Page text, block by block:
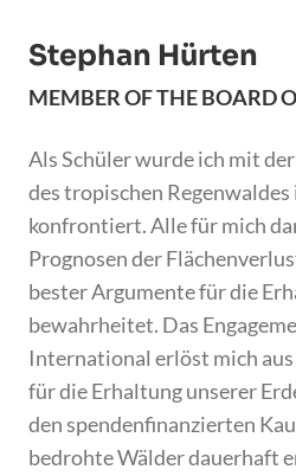
Stephan Hürten
MEMBER OF THE BOARD
Als Schüler wurde ich mit
des tropischen
konfrontiert. Alle für mich
Prognosen der
bester Argumente für die
bewahrheitet. Das
International erlöst mich
für die Erhaltung unserer
den spendenfinanzierten
bedrohte Wälder dauerhaft